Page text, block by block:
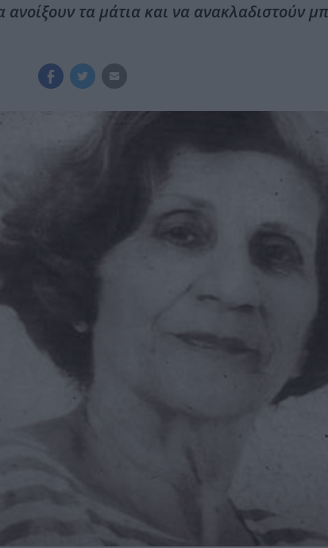
τα μάτια και να ανακλαδιστούν